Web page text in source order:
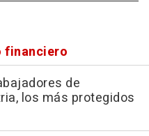
financiero
de
los más protegidos